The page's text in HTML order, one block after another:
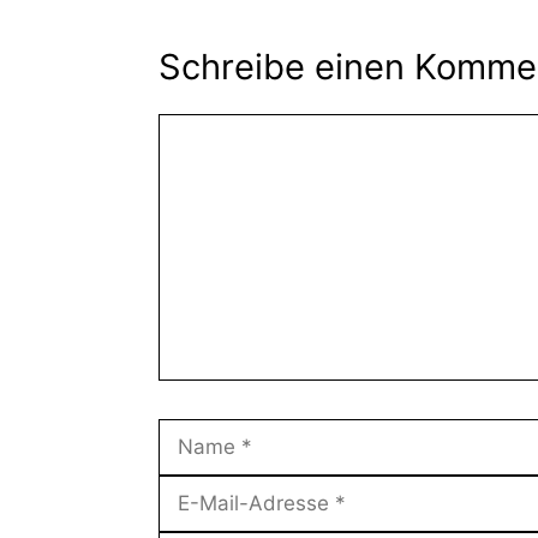
Schreibe einen
Name